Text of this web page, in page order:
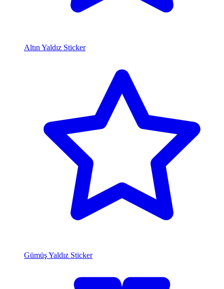
Altın Yaldız Sticker
Gümüş Yaldız Sticker